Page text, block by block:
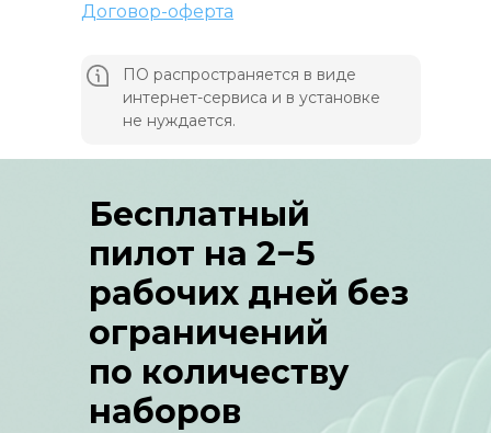
Договор-оферта
ПО распространяется в виде
интернет-сервиса и в установке
не нуждается.
Бесплатный
пилот на 2−5
рабочих дней без
ограничений
по количеству
наборов